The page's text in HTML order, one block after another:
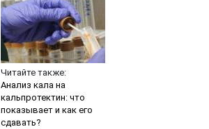
Читайте также:
Анализ кала на
кальпротектин: что
показывает и как его
сдавать?